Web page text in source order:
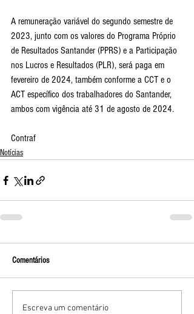
A remuneração variável do segundo semestre de
2023, junto com os valores do Programa Próprio
de Resultados Santander (PPRS) e a Participação
nos Lucros e Resultados (PLR), será paga em
fevereiro de 2024, também conforme a CCT e o
ACT específico dos trabalhadores do Santander,
ambos com vigência até 31 de agosto de 2024.
Contraf
Notícias
Comentários
Escreva um comentário